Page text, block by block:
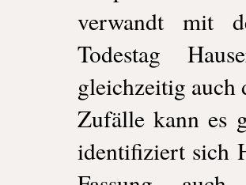
verwandt mit
Todestag
gleichzeitig auch
Zufälle kann es
identifiziert sich